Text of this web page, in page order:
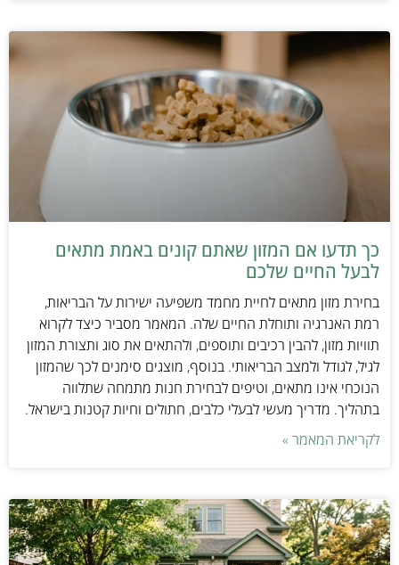
כך תדעו אם המזון שאתם קונים באמת מתאים
לבעל החיים שלכם
בחירת מזון מתאים לחיית מחמד משפיעה ישירות על הבריאות,
רמת האנרגיה ותוחלת החיים שלה. המאמר מסביר כיצד לקרוא
תוויות מזון, להבין רכיבים ותוספים, ולהתאים את סוג ותצורת המזון
לגיל, לגודל ולמצב הבריאותי. בנוסף, מוצגים סימנים לכך שהמזון
הנוכחי אינו מתאים, וטיפים לבחירת חנות מתמחה שתלווה
בתהליך. מדריך מעשי לבעלי כלבים, חתולים וחיות קטנות בישראל.
לקריאת המאמר »